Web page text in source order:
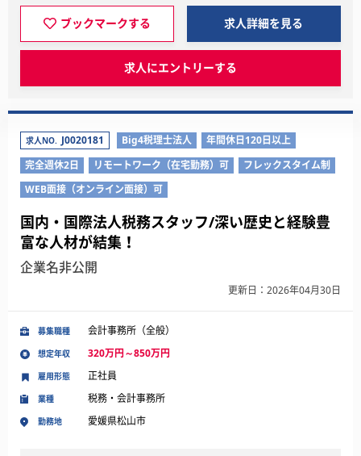
ブックマークする 求人詳細を見る
求人にエントリーする
求人NO. J0020181 Big4税理士法人
年間休日120日以上
完全週休2日
リモートワーク（在宅勤務）可
フレックスタイム制
WEB面接（オンライン面接）可
国内・国際法人税務スタッフ/深い歴史と経験豊
富な人材が結集！
企業名非公開
更新日：2026年04月30日
募集職種 会計事務所（全般）
想定年収 320万円～850万円
業種 税務・会計事務所
勤務地 愛媛県松山市
雇用形態 正社員